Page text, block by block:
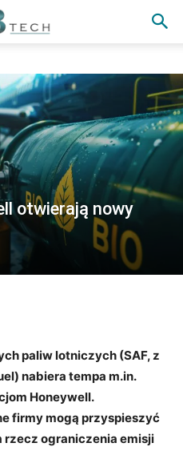
otwierają nowy
paliw lotniczych (SAF, z
nabiera tempa m.in.
Honeywell.
firmy mogą przyspieszyć
ograniczenia emisji